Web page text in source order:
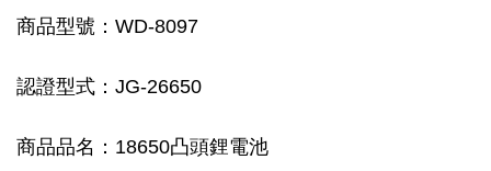
商品型號：WD-8097
認證型式：JG-26650
商品品名：18650凸頭鋰電池